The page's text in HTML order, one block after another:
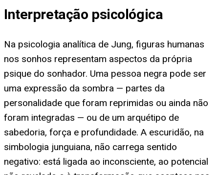
Interpretação psicológica
Na psicologia analítica de Jung, figuras humanas
nos sonhos representam aspectos da própria
psique do sonhador. Uma pessoa negra pode ser
uma expressão da sombra — partes da
personalidade que foram reprimidas ou ainda não
foram integradas — ou de um arquétipo de
sabedoria, força e profundidade. A escuridão, na
simbologia junguiana, não carrega sentido
negativo: está ligada ao inconsciente, ao potencial